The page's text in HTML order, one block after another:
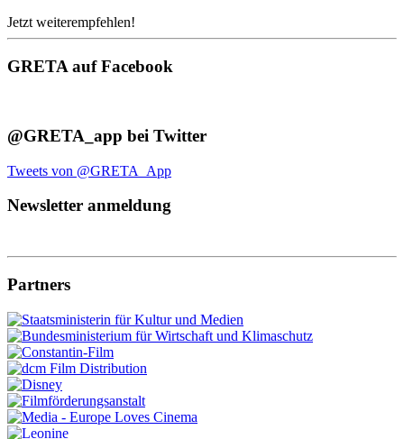
Jetzt weiterempfehlen!
GRETA auf Facebook
@GRETA_app bei Twitter
Tweets von @GRETA_App
Newsletter anmeldung
Partners